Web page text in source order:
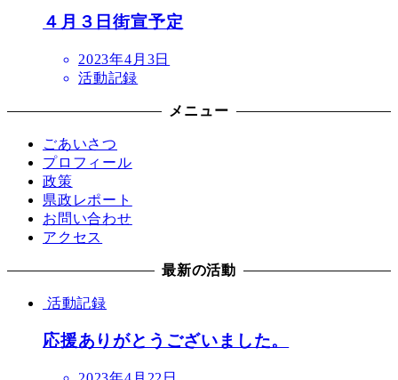
４月３日街宣予定
2023年4月3日
活動記録
メニュー
ごあいさつ
プロフィール
政策
県政レポート
お問い合わせ
アクセス
最新の活動
活動記録
応援ありがとうございました。